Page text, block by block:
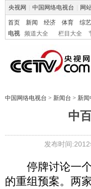
央视网 中国网络电视台 网
首页 新闻 经济 体育 综艺
电视
频道大全 栏目大全
中国网络电视台 > 新闻台 > 新闻
中
发布时间
停牌讨论一个
的重组预案。两